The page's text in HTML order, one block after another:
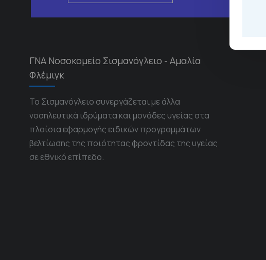
ΓΝΑ Νοσοκομείο Σισμανόγλειο - Αμαλία
Φλέμιγκ
Το Σισμανόγλειο συνεργάζεται με άλλα
νοσηλευτικά ιδρύματα και μονάδες υγείας στα
πλαίσια εφαρμογής ειδικών προγραμμάτων
βελτίωσης της ποιότητας φροντίδας της υγείας
σε εθνικό επίπεδο.